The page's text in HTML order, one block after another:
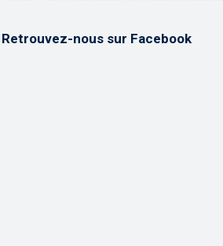
Retrouvez-nous sur Facebook